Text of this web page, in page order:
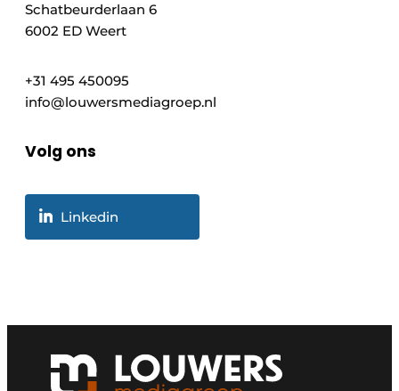
Schatbeurderlaan 6
6002 ED Weert
+31 495 450095
info@louwersmediagroep.nl
Volg ons
Linkedin